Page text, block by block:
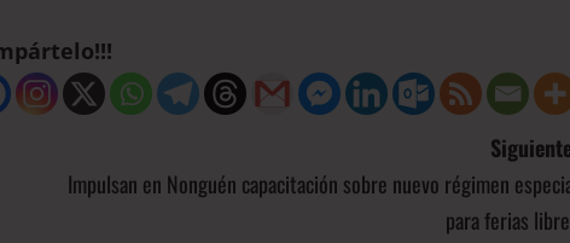
Impulsan en Nonguén capacitación sobre nuevo régimen
para ferias